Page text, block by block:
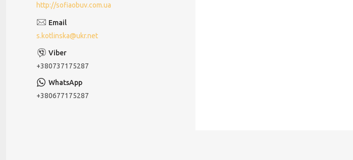
http://sofiaobuv.com.ua
s.kotlinska@ukr.net
+380737175287
+380677175287